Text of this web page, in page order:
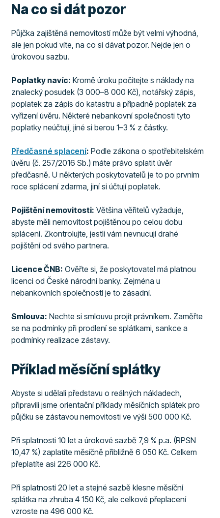
Na co si dát pozor
Půjčka zajištěná nemovitostí může být velmi výhodná,
ale jen pokud víte, na co si dávat pozor. Nejde jen o
úrokovou sazbu.
Poplatky navíc: Kromě úroku počítejte s náklady na
znalecký posudek (3 000–8 000 Kč), notářský zápis,
poplatek za zápis do katastru a případně poplatek za
vyřízení úvěru. Některé nebankovní společnosti tyto
poplatky neúčtují, jiné si berou 1–3 % z částky.
Předčasné splacení: Podle zákona o spotřebitelském
úvěru (č. 257/2016 Sb.) máte právo splatit úvěr
předčasně. U některých poskytovatelů je to po prvním
roce splácení zdarma, jiní si účtují poplatek.
Pojištění nemovitosti: Většina věřitelů vyžaduje,
abyste měli nemovitost pojištěnou po celou dobu
splácení. Zkontrolujte, jestli vám nevnucují drahé
pojištění od svého partnera.
Licence ČNB: Ověřte si, že poskytovatel má platnou
licenci od České národní banky. Zejména u
nebankovních společností je to zásadní.
Smlouva: Nechte si smlouvu projít právníkem. Zaměřte
se na podmínky při prodlení se splátkami, sankce a
podmínky realizace zástavy.
Příklad měsíční splátky
Abyste si udělali představu o reálných nákladech,
připravili jsme orientační příklady měsíčních splátek pro
půjčku se zástavou nemovitosti ve výši 500 000 Kč.
Při splatnosti 10 let a úrokové sazbě 7,9 % p.a. (RPSN
10,47 %) zaplatíte měsíčně přibližně 6 050 Kč. Celkem
přeplatíte asi 226 000 Kč.
Při splatnosti 20 let a stejné sazbě klesne měsíční
splátka na zhruba 4 150 Kč, ale celkové přeplacení
vzroste na 496 000 Kč.